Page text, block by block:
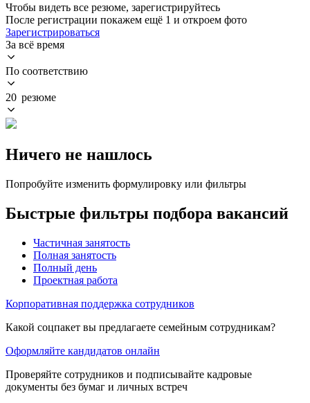
Чтобы видеть все резюме, зарегистрируйтесь
После регистрации покажем ещё 1 и откроем фото
Зарегистрироваться
За всё время
По соответствию
20 резюме
Ничего не нашлось
Попробуйте изменить формулировку или фильтры
Быстрые фильтры подбора вакансий
Частичная занятость
Полная занятость
Полный день
Проектная работа
Корпоративная поддержка сотрудников
Какой соцпакет вы предлагаете семейным сотрудникам?
Оформляйте кандидатов онлайн
Проверяйте сотрудников и подписывайте кадровые
документы без бумаг и личных встреч